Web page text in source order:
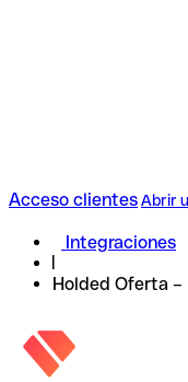
Acceso clientesAbrir
Integraciones
Holded Oferta